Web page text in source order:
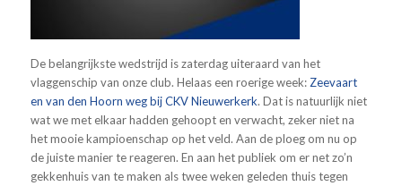
De belangrijkste wedstrijd is zaterdag uiteraard van het
vlaggenschip van onze club. Helaas een roerige week: Zeevaart
en van den Hoorn weg bij CKV Nieuwerkerk. Dat is natuurlijk niet
wat we met elkaar hadden gehoopt en verwacht, zeker niet na
het mooie kampioenschap op het veld. Aan de ploeg om nu op
de juiste manier te reageren. En aan het publiek om er net zo’n
gekkenhuis van te maken als twee weken geleden thuis tegen